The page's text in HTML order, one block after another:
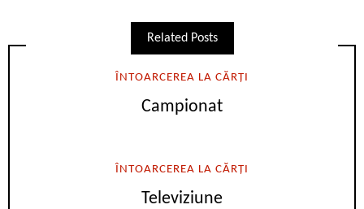
Related Posts
ÎNTOARCEREA LA CĂRȚI
Campionat
ÎNTOARCEREA LA CĂRȚI
Televiziune